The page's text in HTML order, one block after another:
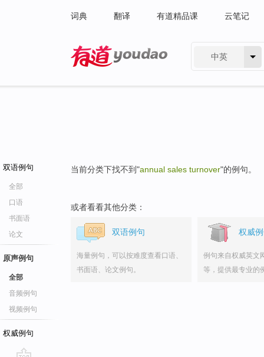
词典 翻译 有道精品课 云笔记
中英
双语例句
全部
口语
书面语
论文
原声例句
全部
音频例句
视频例句
权威例句
当前分类下找不到"annual sales turnover"的例句。
或者看看其他分类：
双语例句
海量例句，可以按难度查看口语、
书面语、论文例句。
权威
例句来自权威英文
等，提供最专业的